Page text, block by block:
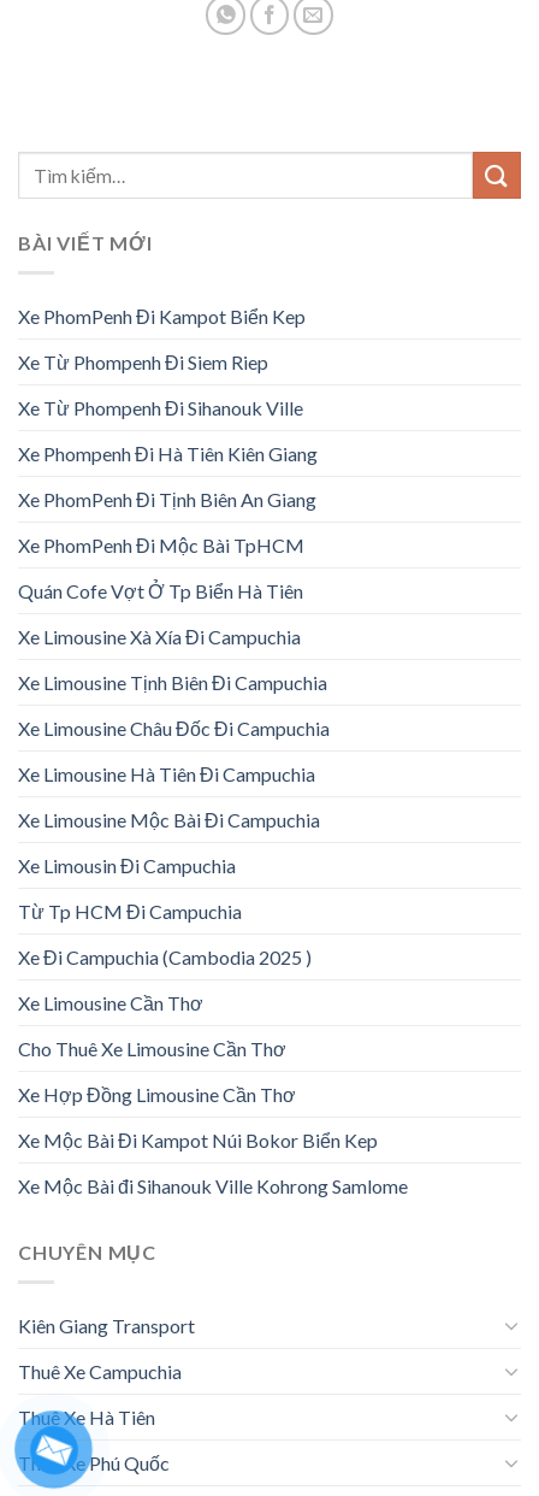
BÀI VIẾT MỚI
Xe PhomPenh Đi Kampot Biển Kep
Xe Từ Phompenh Đi Siem Riep
Xe Từ Phompenh Đi Sihanouk Ville
Xe Phompenh Đi Hà Tiên Kiên Giang
Xe PhomPenh Đi Tịnh Biên An Giang
Xe PhomPenh Đi Mộc Bài TpHCM
Quán Cofe Vợt Ở Tp Biển Hà Tiên
Xe Limousine Xà Xía Đi Campuchia
Xe Limousine Tịnh Biên Đi Campuchia
Xe Limousine Châu Đốc Đi Campuchia
Xe Limousine Hà Tiên Đi Campuchia
Xe Limousine Mộc Bài Đi Campuchia
Xe Limousin Đi Campuchia
Từ Tp HCM Đi Campuchia
Xe Đi Campuchia (Cambodia 2025 )
Xe Limousine Cần Thơ
Cho Thuê Xe Limousine Cần Thơ
Xe Hợp Đồng Limousine Cần Thơ
Xe Mộc Bài Đi Kampot Núi Bokor Biển Kep
Xe Mộc Bài đi Sihanouk Ville Kohrong Samlome
CHUYÊN MỤC
Kiên Giang Transport
Thuê Xe Campuchia
Thuê Xe Hà Tiên
Thuê Xe Phú Quốc